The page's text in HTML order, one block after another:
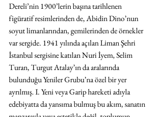
Dereli’nin 1900’lerin başına tarihlenen
figüratif resimlerinden de, Abidin Dino’nun
soyut limanlarından, gemilerinden de örnekler
var sergide. 1941 yılında açılan Liman Şehri
İstanbul sergisine katılan Nuri İyem, Selim
Turan, Turgut Atalay’ın da aralarında
bulunduğu Yeniler Grubu’na özel bir yer
ayrılmış. I. Yeni veya Garip hareketi adıyla
edebiyatta da yansıma bulmuş bu akım, sanatın